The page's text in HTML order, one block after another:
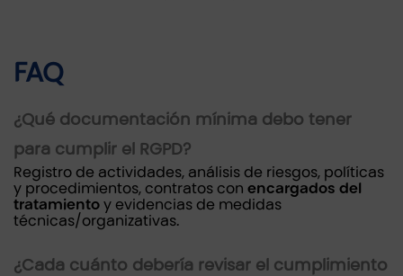
FAQ
¿Qué documentación mínima debo tener
para cumplir el RGPD?
Registro de actividades, análisis de riesgos, políticas
y procedimientos, contratos con encargados del
tratamiento y evidencias de medidas
técnicas/organizativas.
¿Cada cuánto debería revisar el cumplimiento